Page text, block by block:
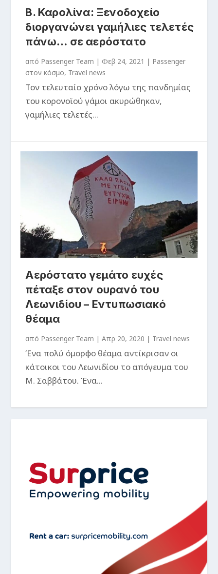
Β. Καρολίνα: Ξενοδοχείο
διοργανώνει γαμήλιες τελετές
πάνω… σε αερόστατο
από Passenger Team | Φεβ 24, 2021 | Passenger
στον κόσμο, Travel news
Τον τελευταίο χρόνο λόγω της πανδημίας
του κορονοϊού γάμοι ακυρώθηκαν,
γαμήλιες τελετές...
Αερόστατο γεμάτο ευχές
πέταξε στον ουρανό του
Λεωνιδίου – Εντυπωσιακό
θέαμα
από Passenger Team |Απρ 20, 2020 | Travel news
Ένα πολύ όμορφο θέαμα αντίκρισαν οι
κάτοικοι του Λεωνιδίου το απόγευμα του
Μ. Σαββάτου. Ένα...